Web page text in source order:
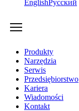
EnglishРусский
Produkty
Narzędzia
Serwis
Przedsiębiorstwo
Kariera
Wiadomości
Kontakt